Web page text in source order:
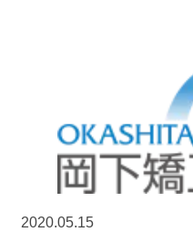
2020.05.15